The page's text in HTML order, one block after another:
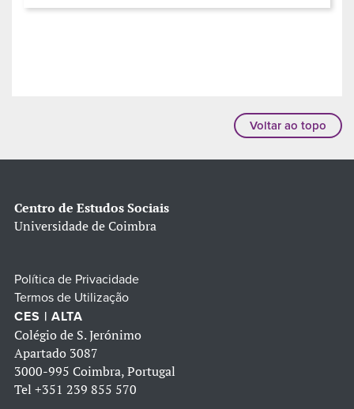
Voltar ao topo
Centro de Estudos Sociais
Universidade de Coimbra
Política de Privacidade
Termos de Utilização
CES | ALTA
Colégio de S. Jerónimo
Apartado 3087
3000-995 Coimbra, Portugal
Tel +351 239 855 570